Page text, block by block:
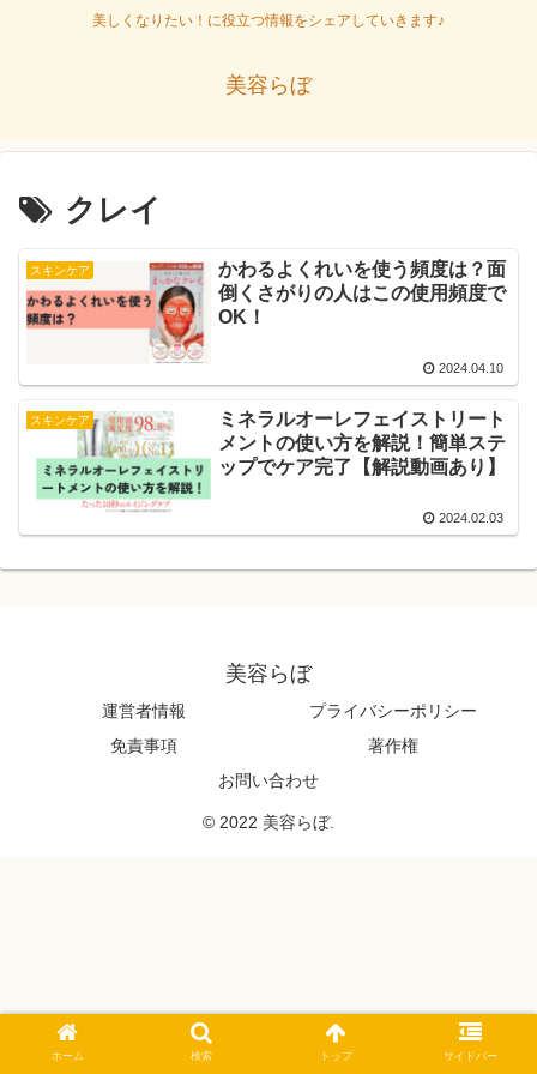
美しくなりたい！に役立つ情報をシェアしていきます♪
美容らぼ
クレイ
スキンケア
かわるよくれいを使う頻度は？面
倒くさがりの人はこの使用頻度で
OK！
2024.04.10
スキンケア
ミネラルオーレフェイストリート
メントの使い方を解説！簡単ステ
ップでケア完了【解説動画あり】
2024.02.03
美容らぼ
運営者情報
プライバシーポリシー
免責事項
著作権
お問い合わせ
© 2022 美容らぼ.
ホーム 検索 トップ サイドバー